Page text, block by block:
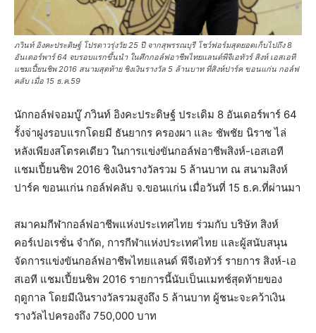
ภวินท์ อิงคะประดิษฐ์ โปรดาวรุ่งวัย 25 ปี จากสุพรรณบุรี โชว์ฟอร์มสุดยอดเก็บไปถึง 8
อันเดอร์พาร์ 64 จบรอบแรกขึ้นนำ ในศึกกอล์ฟอาชีพไทยแลนด์พีจีเอทัวร์ สิงห์ เอสเอที
แชมเปี้ยนชิพ 2016 สนามสุดท้าย ชิงเงินรางวัล 5 ล้านบาท ที่สิงห์ปาร์ค ขอนแก่น กอล์ฟ
คลับ เมื่อ 15 ธ.ค.59
นักกอล์ฟจอมบู๊ ภวินท์ อิงคะประดิษฐ์ ประเดิม 8 อันเดอร์พาร์ 64
รั้งจ่าฝูงรอบแรกโดยมี ธันยากร ครองผา และ ชัพชัย นิราช ไล่
หลังเพียงสโตรคเดียว ในการแข่งขันกอล์ฟอาชีพสิงห์-เอสเอที
แชมเปี้ยนชิพ 2016 ชิงเงินรางวัลรวม 5 ล้านบาท ณ สนามสิงห์
ปาร์ค ขอนแก่น กอล์ฟคลับ จ.ขอนแก่น เมื่อวันที่ 15 ธ.ค.ที่ผ่านมา
สมาคมกีฬากอล์ฟอาชีพแห่งประเทศไทย ร่วมกับ บริษัท สิงห์
คอร์เปอเรชั่น จำกัด, การกีฬาแห่งประเทศไทย และผู้สนับสนุน
จัดการแข่งขันกอล์ฟอาชีพไทยแลนด์ พีจีเอทัวร์ รายการ สิงห์-เอ
สเอที แชมเปี้ยนชิพ 2016 รายการนี้นับเป็นแมทช์สุดท้ายของ
ฤดูกาล โดยมีเงินรางวัลรวมสูงถึง 5 ล้านบาท ผู้ชนะจะคว้าเงิน
รางวัลไปครองถึง 750,000 บาท